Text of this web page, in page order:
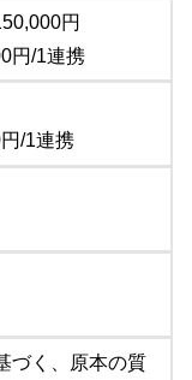
円
円/1連携
/1連携
づく、原本の質